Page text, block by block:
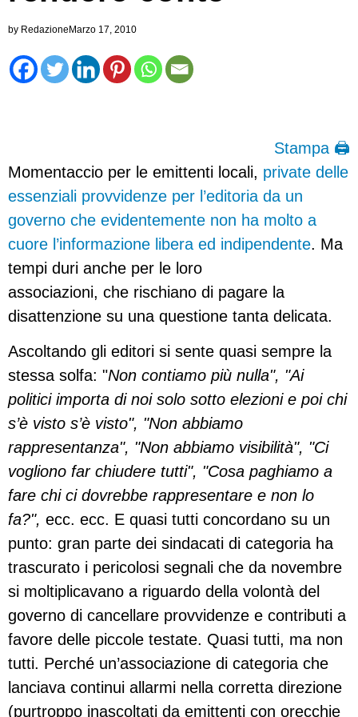
by RedazioneMarzo 17, 2010
Stampa 🖨
Momentaccio per le emittenti locali, private delle
essenziali provvidenze per l’editoria da un
governo che evidentemente non ha molto a
cuore l’informazione libera ed indipendente. Ma
tempi duri anche per le loro
associazioni, che rischiano di pagare la
disattenzione su una questione tanta delicata.
Ascoltando gli editori si sente quasi sempre la
stessa solfa: "Non contiamo più nulla", "Ai
politici importa di noi solo sotto elezioni e poi chi
s’è visto s’è visto", "Non abbiamo
rappresentanza", "Non abbiamo visibilità", "Ci
vogliono far chiudere tutti", "Cosa paghiamo a
fare chi ci dovrebbe rappresentare e non lo
fa?", ecc. ecc. E quasi tutti concordano su un
punto: gran parte dei sindacati di categoria ha
trascurato i pericolosi segnali che da novembre
si moltiplicavano a riguardo della volontà del
governo di cancellare provvidenze e contributi a
favore delle piccole testate. Quasi tutti, ma non
tutti. Perché un’associazione di categoria che
lanciava continui allarmi nella corretta direzione
(purtroppo inascoltati da emittenti con orecchie